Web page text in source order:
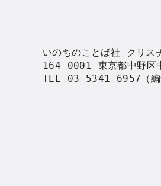
いのちのことば社 クリス
164-0001 東京都中野
TEL 03-5341-6957（